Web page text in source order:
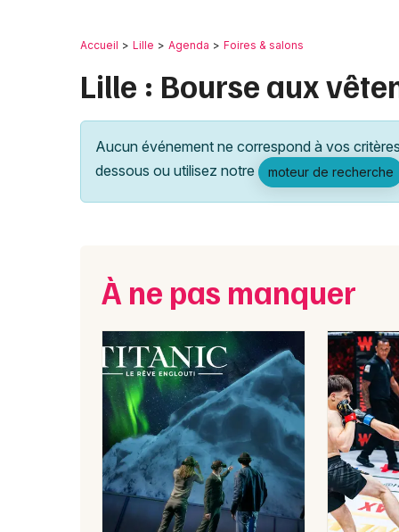
Accueil Lille Agenda Foires & salons
Lille : Bourse aux
Aucun événement ne correspond à vos
dessous ou utilisez notre
moteur de recherche
À ne pas manquer